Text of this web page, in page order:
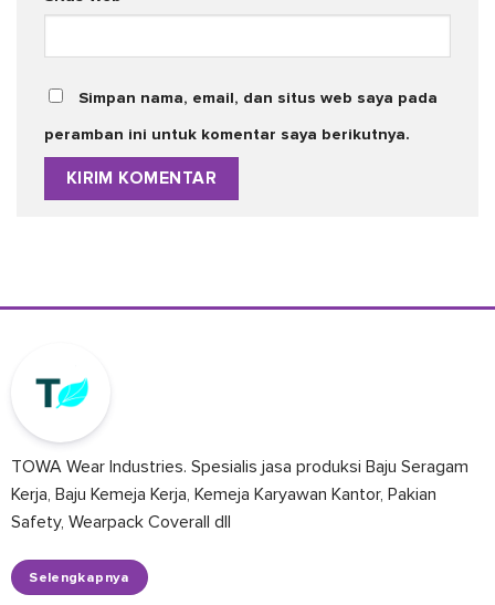
Simpan nama, email, dan situs web saya pada
peramban ini untuk komentar saya berikutnya.
TOWA Wear Industries. Spesialis jasa produksi Baju Seragam
Kerja, Baju Kemeja Kerja, Kemeja Karyawan Kantor, Pakian
Safety, Wearpack Coverall dll
Selengkapnya